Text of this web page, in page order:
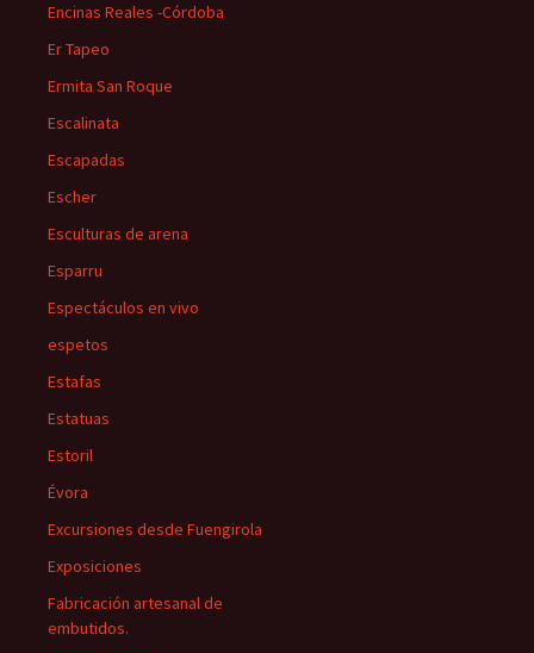
Encinas Reales -Córdoba
Er Tapeo
Ermita San Roque
Escalinata
Escapadas
Escher
Esculturas de arena
Esparru
Espectáculos en vivo
espetos
Estafas
Estatuas
Estoril
Évora
Excursiones desde Fuengirola
Exposiciones
Fabricación artesanal de
embutidos.